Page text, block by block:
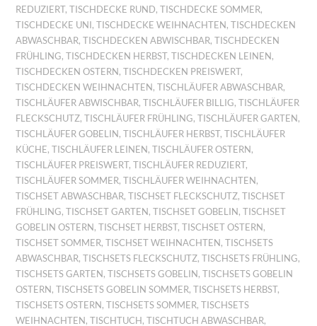
REDUZIERT,TISCHDECKE RUND,TISCHDECKE SOMMER,
TISCHDECKE UNI,TISCHDECKE WEIHNACHTEN,TISCHDECKEN
ABWASCHBAR,TISCHDECKEN ABWISCHBAR,TISCHDECKEN
FRÜHLING,TISCHDECKEN HERBST,TISCHDECKEN LEINEN,
TISCHDECKEN OSTERN,TISCHDECKEN PREISWERT,
TISCHDECKEN WEIHNACHTEN,TISCHLÄUFER ABWASCHBAR,
TISCHLÄUFER ABWISCHBAR,TISCHLÄUFER BILLIG,TISCHLÄUFER
FLECKSCHUTZ,TISCHLÄUFER FRÜHLING,TISCHLÄUFER GARTEN,
TISCHLÄUFER GOBELIN,TISCHLÄUFER HERBST,TISCHLÄUFER
KÜCHE,TISCHLÄUFER LEINEN,TISCHLÄUFER OSTERN,
TISCHLÄUFER PREISWERT,TISCHLÄUFER REDUZIERT,
TISCHLÄUFER SOMMER,TISCHLÄUFER WEIHNACHTEN,
TISCHSET ABWASCHBAR,TISCHSET FLECKSCHUTZ,TISCHSET
FRÜHLING,TISCHSET GARTEN,TISCHSET GOBELIN,TISCHSET
GOBELIN OSTERN,TISCHSET HERBST,TISCHSET OSTERN,
TISCHSET SOMMER,TISCHSET WEIHNACHTEN,TISCHSETS
ABWASCHBAR,TISCHSETS FLECKSCHUTZ,TISCHSETS FRÜHLING,
TISCHSETS GARTEN,TISCHSETS GOBELIN,TISCHSETS GOBELIN
OSTERN,TISCHSETS GOBELIN SOMMER,TISCHSETS HERBST,
TISCHSETS OSTERN,TISCHSETS SOMMER,TISCHSETS
WEIHNACHTEN,TISCHTUCH,TISCHTUCH ABWASCHBAR,